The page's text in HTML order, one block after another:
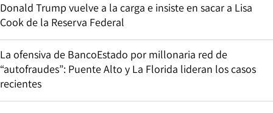
Donald Trump vuelve a la carga e insiste en sacar a Lisa
Cook de la Reserva Federal
La ofensiva de BancoEstado por millonaria red de
“autofraudes”: Puente Alto y La Florida lideran los casos
recientes